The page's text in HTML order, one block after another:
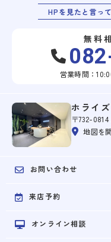
HPを見たと言っ
無料
営業時間：
ホライ
〒732-
地図を
お問い合わせ
来店予約
オンライン相談